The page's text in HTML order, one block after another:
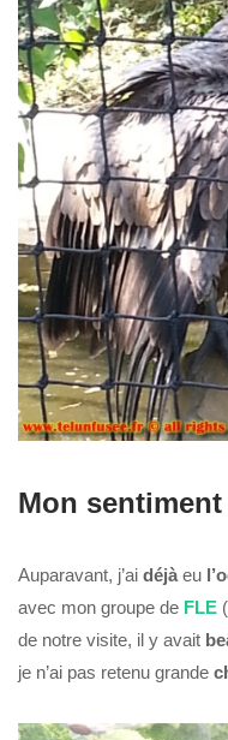
Mon
Auparavant, j’ai déjà eu
avec mon groupe de FLE
de notre visite, il y avait
je n’ai pas retenu grande